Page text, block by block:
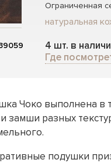
Ограниченная
натуральная
4 шт. в
Где
Чоко выполнена в
замши разных
подушки